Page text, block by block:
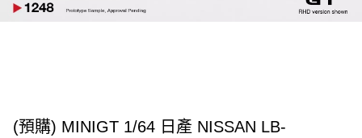
(預購) MINIGT 1/64 日產 NISSAN LB-